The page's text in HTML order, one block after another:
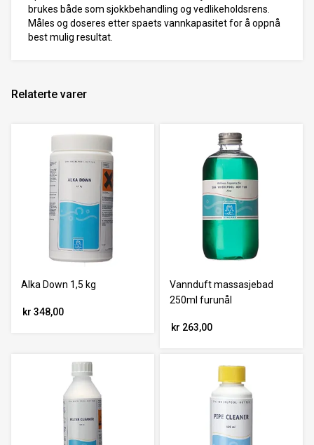
brukes både som sjokkbehandling og vedlikeholdsrens.
Måles og doseres etter spaets vannkapasitet for å oppnå
best mulig resultat.
Relaterte varer
Alka Down 1,5 kg
kr 348,00
Vannduft massasjebad
250ml furunål
kr 263,00